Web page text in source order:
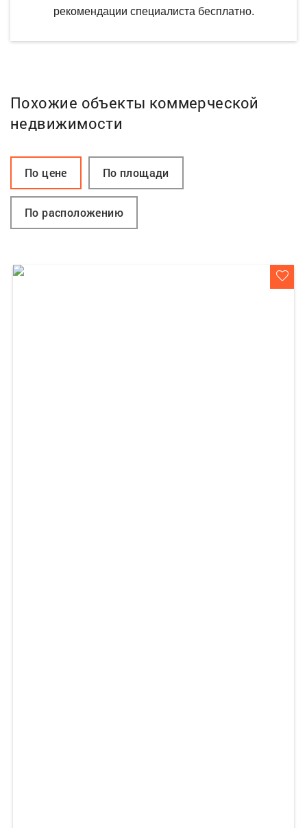
рекомендации специалиста бесплатно.
Похожие объекты коммерческой
недвижимости
По цене По площади
По расположению